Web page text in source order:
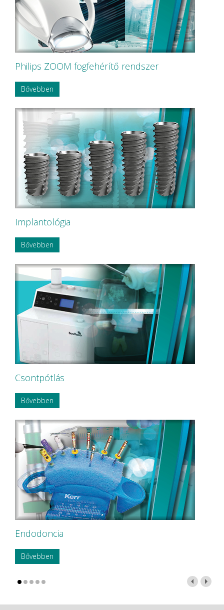
Philips ZOOM fogfehérítő rendszer
Bővebben
Implantológia
Bővebben
Csontpótlás
Bővebben
Endodoncia
Bővebben